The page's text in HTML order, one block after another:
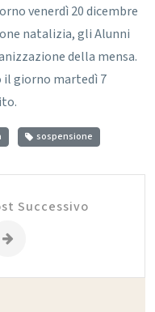
venerdì 20 dicembre
natalizia, gli Alunni
della mensa.
giorno martedì 7
sospensione
Successivo